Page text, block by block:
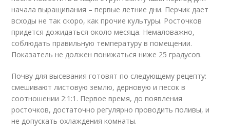
начала выращивания – первые летние дни. Перчик дает
всходы не так скоро, как прочие культуры. Росточков
придется дожидаться около месяца. Немаловажно,
соблюдать правильную температуру в помещении.
Показатель не должен понижаться ниже 25 градусов.
Почву для высевания готовят по следующему рецепту:
смешивают листовую землю, дерновую и песок в
соотношении 2:1:1. Первое время, до появления
росточков, достаточно регулярно проводить поливы, и
не допускать охлаждения комнаты.